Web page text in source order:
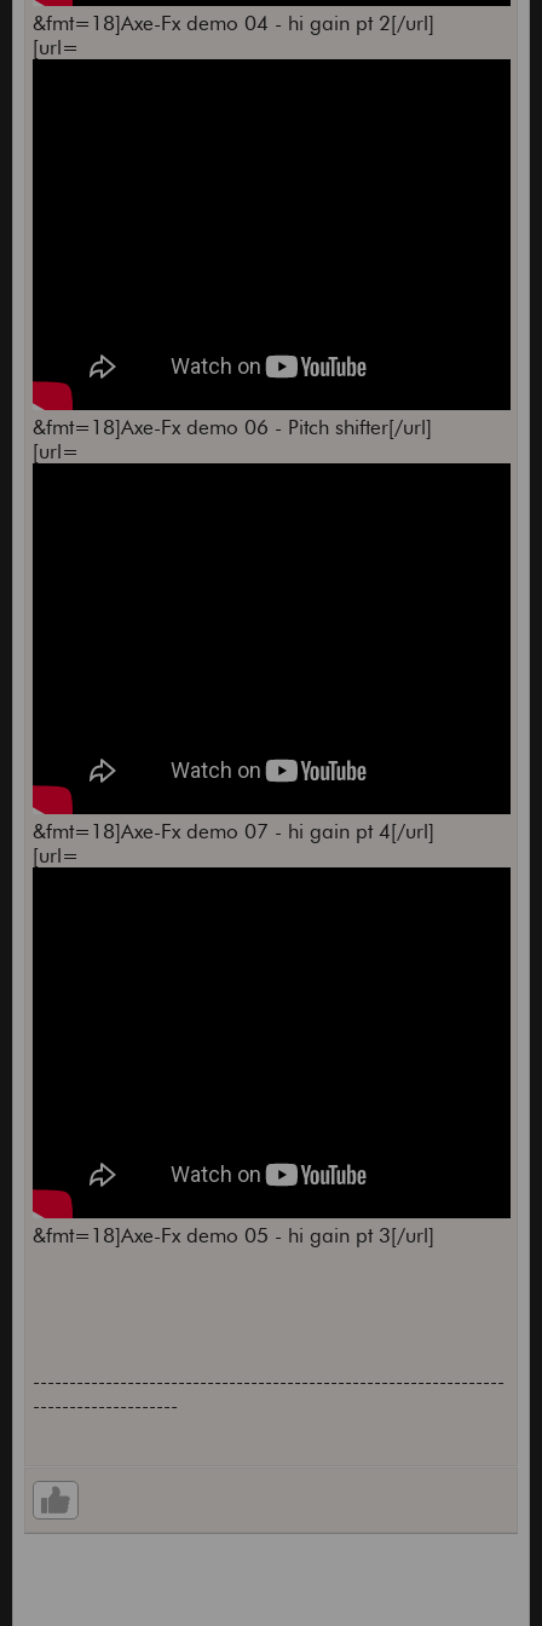
&fmt=18]Axe-Fx demo 04 - hi gain pt 2[/url]
[url=
&fmt=18]Axe-Fx demo 06 - Pitch shifter[/url]
[url=
&fmt=18]Axe-Fx demo 07 - hi gain pt 4[/url]
[url=
&fmt=18]Axe-Fx demo 05 - hi gain pt 3[/url]
-----------------------------------------------------------------
--------------------